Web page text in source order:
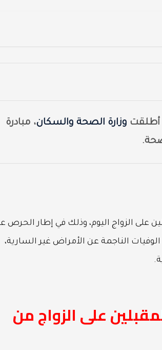
أطلقت وزارة الصحة والسكان، مبادرة
على الزواج اليوم، وذلك في إطار الحرص
الناجمة عن الأمراض غير السارية،
على الزواج من